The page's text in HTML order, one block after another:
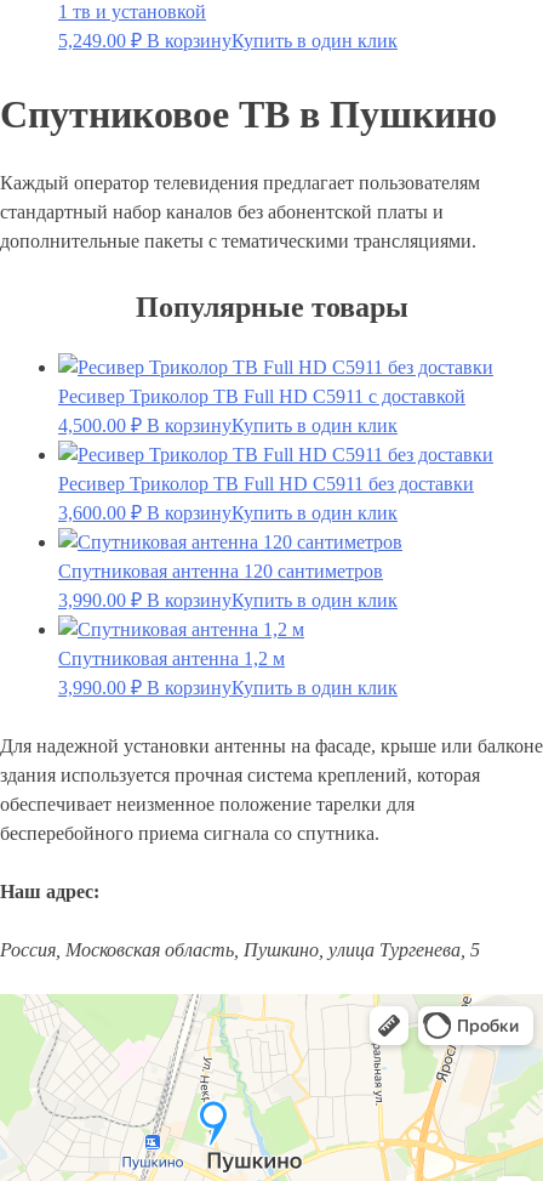
1 тв и установкой
5,249.00 ₽ В корзинуКупить в один клик
Спутниковое ТВ в Пушкино
Каждый оператор телевидения предлагает пользователям
стандартный набор каналов без абонентской платы и
дополнительные пакеты с тематическими трансляциями.
Популярные товары
Ресивер Триколор ТВ Full HD С5911 c доставкой
4,500.00 ₽ В корзинуКупить в один клик
Ресивер Триколор ТВ Full HD C5911 без доставки
3,600.00 ₽ В корзинуКупить в один клик
Спутниковая антенна 120 сантиметров
3,990.00 ₽ В корзинуКупить в один клик
Спутниковая антенна 1,2 м
3,990.00 ₽ В корзинуКупить в один клик
Для надежной установки антенны на фасаде, крыше или балконе
здания используется прочная система креплений, которая
обеспечивает неизменное положение тарелки для
бесперебойного приема сигнала со спутника.
Наш адрес:
Россия, Московская область, Пушкино, улица Тургенева, 5